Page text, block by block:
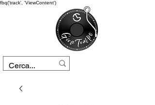
fbq('track', 'ViewContent')